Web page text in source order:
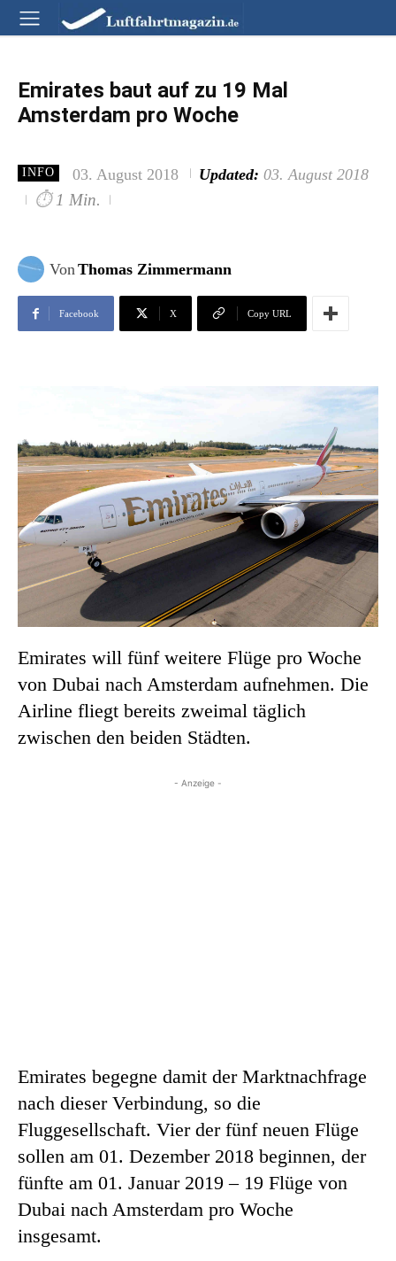
Emirates baut auf zu 19 Mal
Amsterdam pro Woche
INFO 03. August 2018 Updated: 03. August 2018
⏱ 1 Min.
VonThomas Zimmermann
Facebook X Copy URL
Emirates will fünf weitere Flüge pro Woche
von Dubai nach Amsterdam aufnehmen. Die
Airline fliegt bereits zweimal täglich
zwischen den beiden Städten.
- Anzeige -
Emirates begegne damit der Marktnachfrage
nach dieser Verbindung, so die
Fluggesellschaft. Vier der fünf neuen Flüge
sollen am 01. Dezember 2018 beginnen, der
fünfte am 01. Januar 2019 – 19 Flüge von
Dubai nach Amsterdam pro Woche
insgesamt.